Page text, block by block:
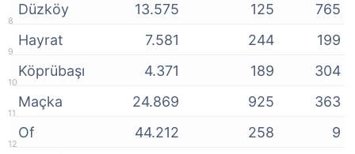
Düzköy
13.575 125
765
Hayrat
7.581 244
199
Köprübaşı
4.371 189
304
Maçka
24.869 925
363
Of
44.212 258
9